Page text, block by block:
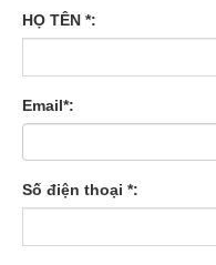
HỌ TÊN *:
Email*:
Số điện thoại *: